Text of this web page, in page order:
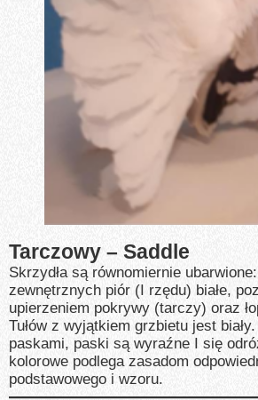
Tarczowy – Saddle
Skrzydła są równomiernie
zewnętrznych piór (I rzędu) białe,
upierzeniem pokrywy (tarczy) oraz
Tułów z wyjątkiem grzbietu jest
paskami, paski są wyraźne I się
kolorowe podlega zasadom
podstawowego i wzoru.